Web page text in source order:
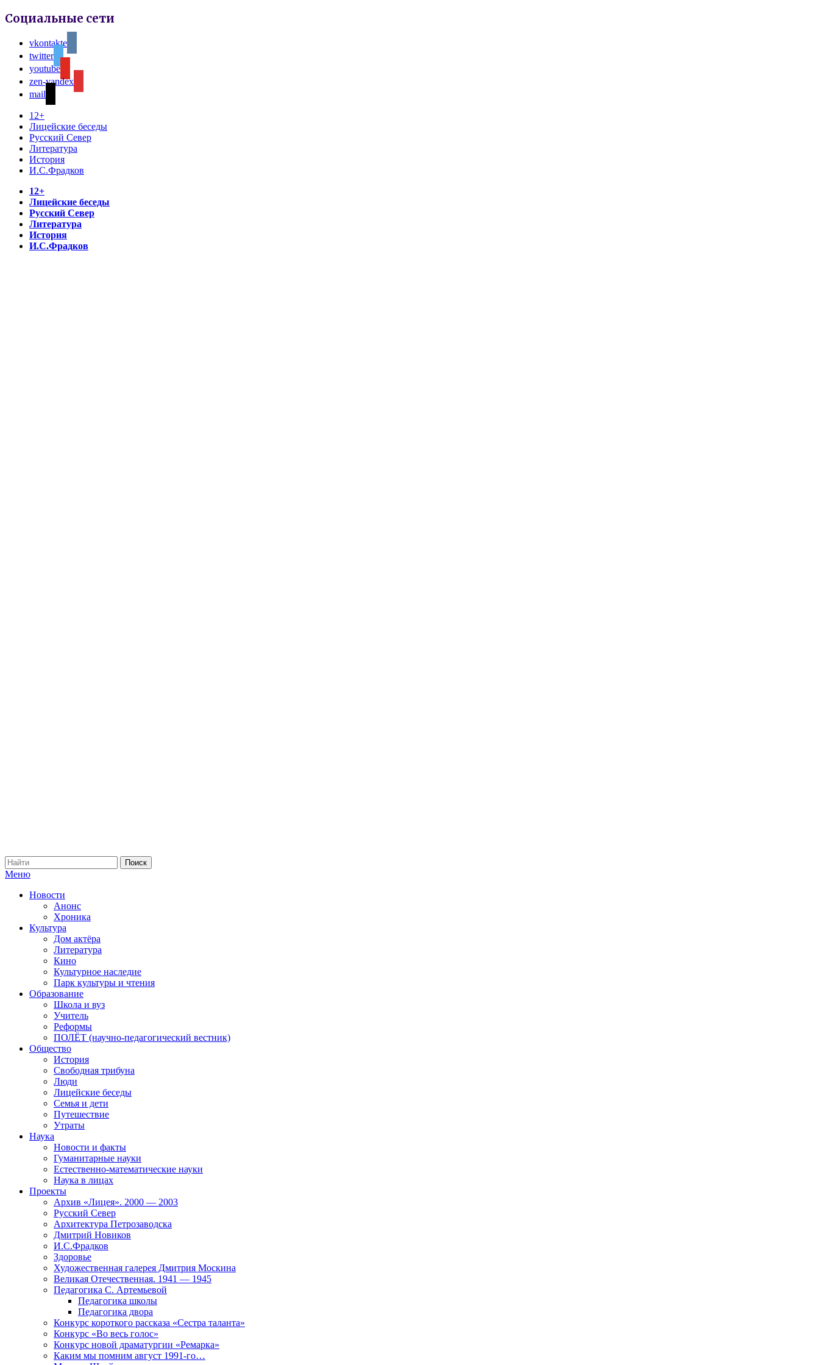
Социальные сети
vkontakte
twitter
youtube
zen-yandex
mail
12+
Лицейские беседы
Русский Север
Литература
История
И.С.Фрадков
12+
Лицейские беседы
Русский Север
Литература
История
И.С.Фрадков
Меню
Новости
Анонс
Хроника
Культура
Дом актёра
Литература
Кино
Культурное наследие
Парк культуры и чтения
Образование
Школа и вуз
Учитель
Реформы
ПОЛЁТ (научно-педагогический вестник)
Общество
История
Свободная трибуна
Люди
Лицейские беседы
Семья и дети
Путешествие
Утраты
Наука
Новости и факты
Гуманитарные науки
Естественно-математические науки
Наука в лицах
Проекты
Архив «Лицея». 2000 — 2003
Русский Север
Архитектура Петрозаводска
Дмитрий Новиков
И.С.Фрадков
Здоровье
Художественная галерея Дмитрия Москина
Великая Отечественная. 1941 — 1945
Педагогика С. Артемьевой
Педагогика школы
Педагогика двора
Конкурс короткого рассказа «Сестра таланта»
Конкурс «Во весь голос»
Конкурс новой драматургии «Ремарка»
Каким мы помним август 1991-го…